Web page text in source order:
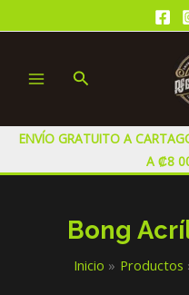
al
MENU
Buscar
ENVÍO GRATUITO A
A ₡8
Bong
Inicio Productos